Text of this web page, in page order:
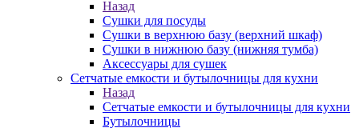
Назад
Сушки для посуды
Сушки в верхнюю базу (верхний шкаф)
Сушки в нижнюю базу (нижняя тумба)
Аксессуары для сушек
Сетчатые емкости и бутылочницы для кухни
Назад
Сетчатые емкости и бутылочницы для кухни
Бутылочницы